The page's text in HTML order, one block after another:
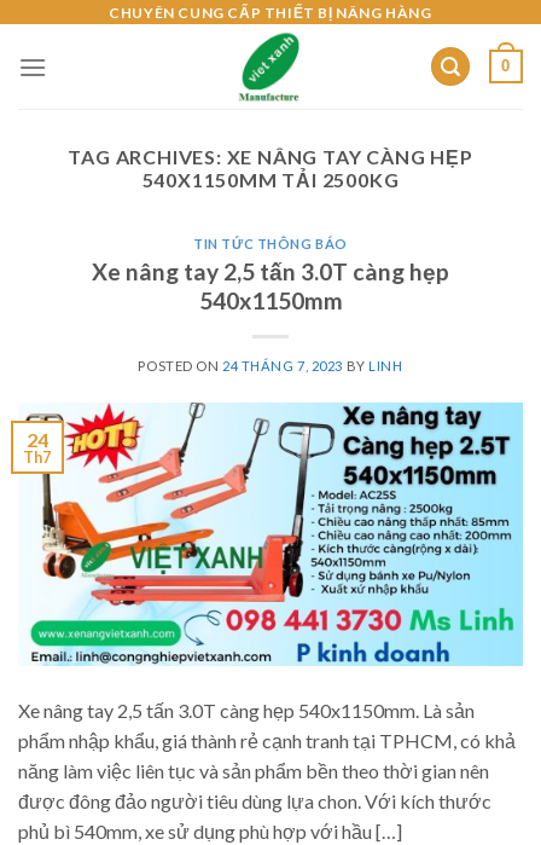
content
CHUYÊN CUNG CẤP THIẾT BỊ NÂNG HÀNG
0
TAG ARCHIVES: XE NÂNG TAY CÀNG HẸP
540X1150MM TẢI 2500KG
TIN TỨC THÔNG BÁO
Xe nâng tay 2,5 tấn 3.0T càng hẹp
540x1150mm
POSTED ON 24 THÁNG 7, 2023 BYLINH
24
Th7
Xe nâng tay 2,5 tấn 3.0T càng hẹp 540x1150mm. Là sản
phẩm nhập khẩu, giá thành rẻ cạnh tranh tại TPHCM, có khả
năng làm việc liên tục và sản phẩm bền theo thời gian nên
được đông đảo người tiêu dùng lựa chon. Với kích thước
phủ bì 540mm, xe sử dụng phù hợp với hầu […]